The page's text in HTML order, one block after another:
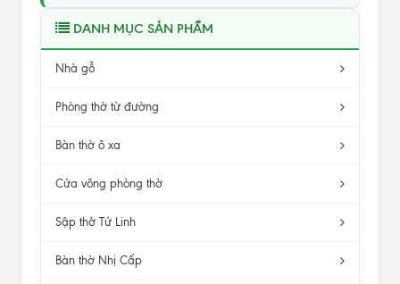
DANH MỤC SẢN PHẨM
Nhà gỗ
Phòng thờ từ đường
Bàn thờ ô xa
Cửa võng phòng thờ
Sập thờ Tứ Linh
Bàn thờ Nhị Cấp